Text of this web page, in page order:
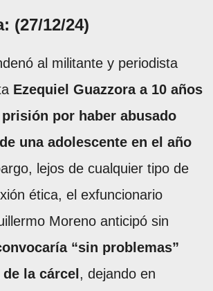
(27/12/24)
al militante y periodista
Ezequiel Guazzora a 10 años
por haber abusado
una adolescente en el año
lejos de cualquier tipo de
ética, el exfuncionario
Moreno anticipó sin
“sin problemas”
la cárcel , dejando en